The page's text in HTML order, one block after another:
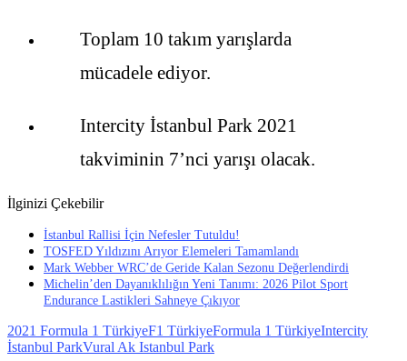
Toplam 10 takım yarışlarda
mücadele ediyor.
Intercity İstanbul Park 2021
takviminin 7’nci yarışı olacak.
İlginizi Çekebilir
İstanbul Rallisi İçin Nefesler Tutuldu!
TOSFED Yıldızını Arıyor Elemeleri Tamamlandı
Mark Webber WRC’de Geride Kalan Sezonu Değerlendirdi
Michelin’den Dayanıklılığın Yeni Tanımı: 2026 Pilot Sport
Endurance Lastikleri Sahneye Çıkıyor
2021 Formula 1 TürkiyeF1 TürkiyeFormula 1 TürkiyeIntercity
İstanbul ParkVural Ak Istanbul Park